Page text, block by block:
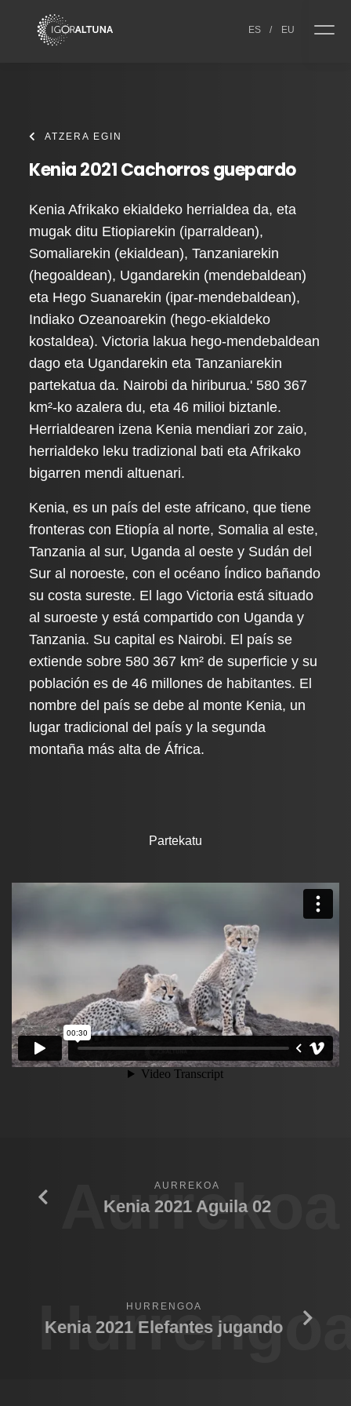
ES / EU
ATZERA EGIN
Kenia 2021 Cachorros guepardo
Kenia Afrikako ekialdeko herrialdea da, eta
mugak ditu Etiopiarekin (iparraldean),
Somaliarekin (ekialdean), Tanzaniarekin
(hegoaldean), Ugandarekin (mendebaldean)
eta Hego Suanarekin (ipar-mendebaldean),
Indiako Ozeanoarekin (hego-ekialdeko
kostaldea). Victoria lakua hego-mendebaldean
dago eta Ugandarekin eta Tanzaniarekin
partekatua da. Nairobi da hiriburua.' 580 367
km²-ko azalera du, eta 46 milioi biztanle.
Herrialdearen izena Kenia mendiari zor zaio,
herrialdeko leku tradizional bati eta Afrikako
bigarren mendi altuenari.
Kenia, es un país del este africano, que tiene
fronteras con Etiopía al norte, Somalia al este,
Tanzania al sur, Uganda al oeste y Sudán del
Sur al noroeste, con el océano Índico bañando
su costa sureste. El lago Victoria está situado
al suroeste y está compartido con Uganda y
Tanzania. Su capital es Nairobi. El país se
extiende sobre 580 367 km² de superficie y su
población es de 46 millones de habitantes. El
nombre del país se debe al monte Kenia, un
lugar tradicional del país y la segunda
montaña más alta de África.
Partekatu
Aurrekoa
AURREKOA
Kenia 2021 Aguila 02
HURRENGOA
Kenia 2021 Elefantes jugando